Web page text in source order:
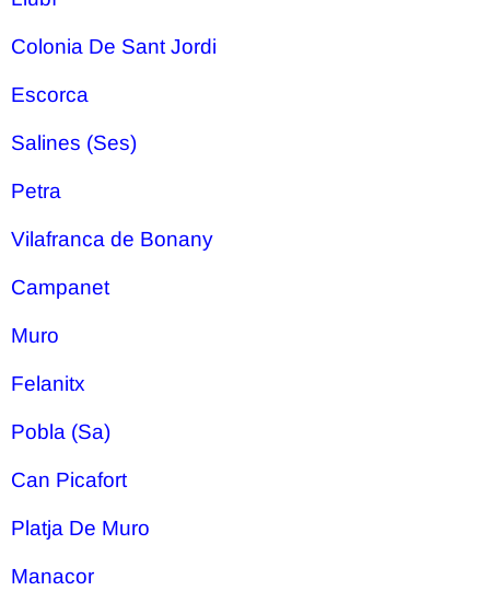
Colonia De Sant Jordi
Escorca
Salines (Ses)
Petra
Vilafranca de Bonany
Campanet
Muro
Felanitx
Pobla (Sa)
Can Picafort
Platja De Muro
Manacor